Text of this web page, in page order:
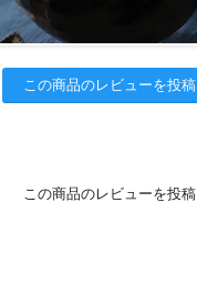
この商品のレビューを投稿
この商品のレビューを投稿